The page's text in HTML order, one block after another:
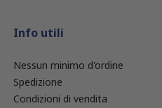
Info utili
Nessun minimo d'ordine
Spedizione
Condizioni di vendita